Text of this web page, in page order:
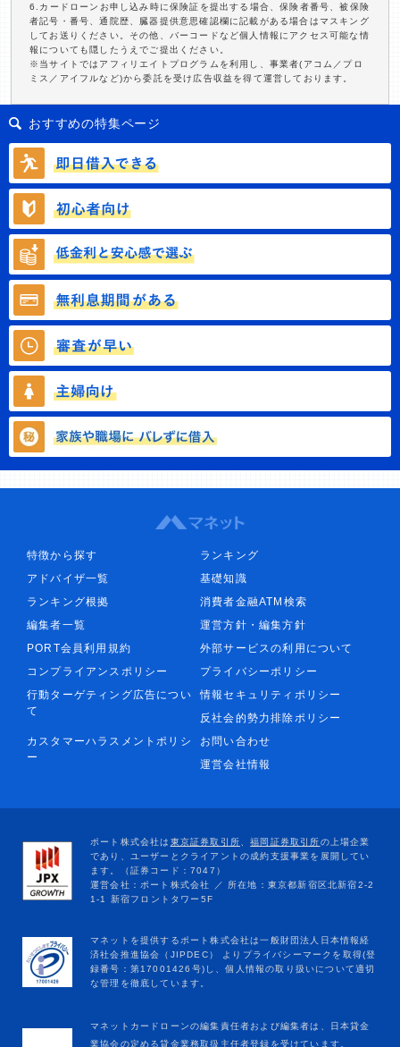
6.カードローンお申し込み時に保険証を提出する場合、保険者番号、被保険
者記号・番号、通院歴、臓器提供意思確認欄に記載がある場合はマスキング
してお送りください。その他、バーコードなど個人情報にアクセス可能な情
報についても隠したうえでご提出ください。
※当サイトではアフィリエイトプログラムを利用し、事業者(アコム／プロ
ミス／アイフルなど)から委託を受け広告収益を得て運営しております。
おすすめの特集ページ
特徴から探す
ランキング
アドバイザ一覧
基礎知識
ランキング根拠
消費者金融ATM検索
編集者一覧
運営方針・編集方針
PORT会員利用規約
外部サービスの利用について
コンプライアンスポリシー
プライバシーポリシー
行動ターゲティング広告につい
て
情報セキュリティポリシー
反社会的勢力排除ポリシー
カスタマーハラスメントポリシ
ー
お問い合わせ
運営会社情報
マネットカードローンの編集責任者および編集者は、日本貸金
業協会の定める貸金業務取扱主任者登録を受けています。